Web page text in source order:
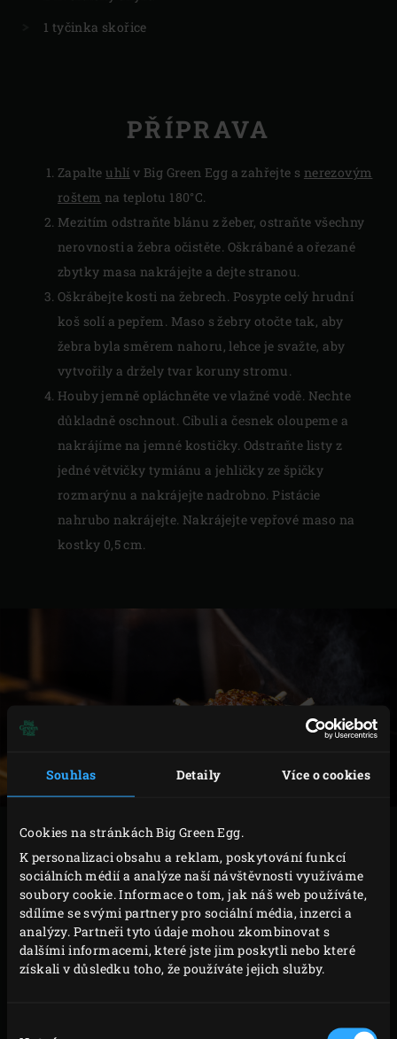
Souhlas Detaily Více o cookies
Cookies na stránkách Big Green Egg.
K personalizaci obsahu a reklam, poskytování funkcí
sociálních médií a analýze naší návštěvnosti využíváme
soubory cookie. Informace o tom, jak náš web používáte,
sdílíme se svými partnery pro sociální média, inzerci a
analýzy. Partneři tyto údaje mohou zkombinovat s
dalšími informacemi, které jste jim poskytli nebo které
získali v důsledku toho, že používáte jejich služby.
1 tyčinka skořice
PŘÍPRAVA
Zapalte uhlí v Big Green Egg a zahřejte s nerezovým
roštem na teplotu 180°C.
Mezitím odstraňte blánu z žeber, ostraňte všechny
nerovnosti a žebra očistěte. Oškrábané a ořezané
zbytky masa nakrájejte a dejte stranou.
Oškrábejte kosti na žebrech. Posypte celý hrudní
koš solí a pepřem. Maso s žebry otočte tak, aby
žebra byla směrem nahoru, lehce je svažte, aby
vytvořily a držely tvar koruny stromu.
Houby jemně opláchněte ve vlažné vodě. Nechte
důkladně oschnout. Cibuli a česnek oloupeme a
nakrájíme na jemné kostičky. Odstraňte listy z
jedné větvičky tymiánu a jehličky ze špičky
rozmarýnu a nakrájejte nadrobno. Pistácie
nahrubo nakrájejte. Nakrájejte vepřové maso na
kostky 0,5 cm.
VAŘENÍ
Na roštu vlitinové pánvirozpusťte a zahřejte
máslo. Přidejte cibuli, česnek a bylinky a smažte
dokud cibule nezesklovatí. Přidejte houby a
nakonec pistácie. Nechte vychladnout.
a